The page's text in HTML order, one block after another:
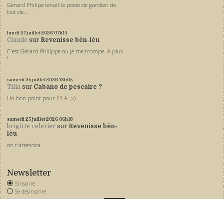
Gérard Philipe tenait le poste de gardien de
but de...
lundi 27juillet 2026 07h14
Claude sur Revenisse bèn-lèu
C'est Gérard Philippe ou je me trompe. A plus
!
samedi 25juillet 202613h05
Tilia sur Cabano de pescaire ?
Un bon point pour l''I.A. ;-)
samedi 25juillet 2026 06h13
brigitte celerier sur Revenisse bèn-
lèu
on t'attendra
Newsletter
S'inscrire
Se désinscrire